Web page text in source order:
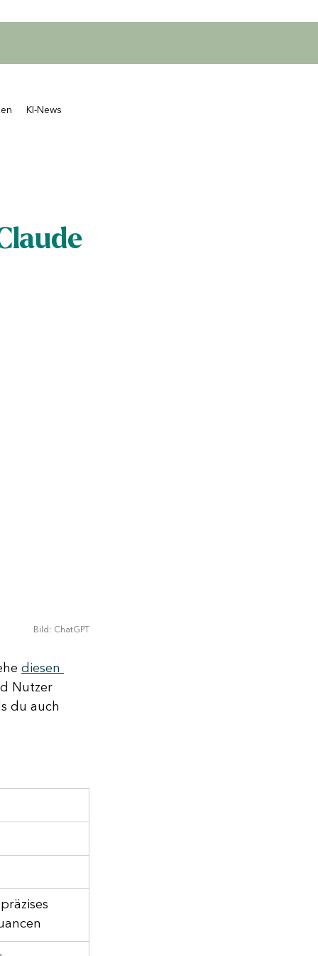
KI-News
Bild: ChatGPT
diesen
Nutzer
du auch